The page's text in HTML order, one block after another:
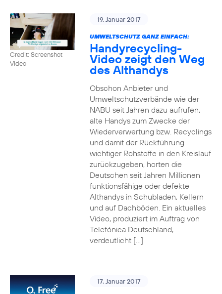
Credit: Screenshot
Video
19. Januar 2017
UMWELTSCHUTZ GANZ EINFACH:
Handyrecycling-
Video zeigt den Weg
des Althandys
Obschon Anbieter und
Umweltschutzverbände wie der
NABU seit Jahren dazu aufrufen,
alte Handys zum Zwecke der
Wiederverwertung bzw. Recyclings
und damit der Rückführung
wichtiger Rohstoffe in den Kreislauf
zurückzugeben, horten die
Deutschen seit Jahren Millionen
funktionsfähige oder defekte
Althandys in Schubladen, Kellern
und auf Dachböden. Ein aktuelles
Video, produziert im Auftrag von
Telefónica Deutschland,
verdeutlicht […]
17. Januar 2017